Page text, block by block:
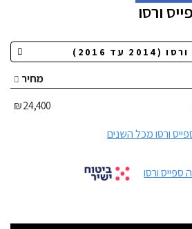
ורסו
מחיר
24,400 ₪
ורסו מכל השנים
ורסו